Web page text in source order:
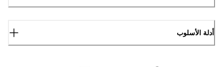
أدلة الأسلوب